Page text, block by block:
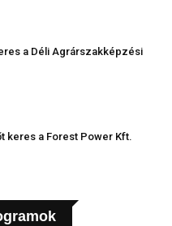
a Déli Agrárszakképzési
keres a Forest Power Kft.